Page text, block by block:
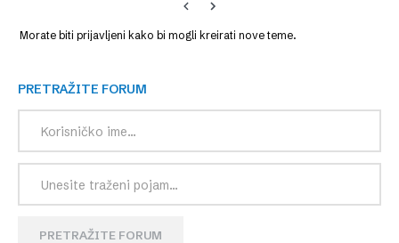
Morate biti prijavljeni kako bi mogli kreirati nove teme.
PRETRAŽITE FORUM
PRETRAŽITE FORUM